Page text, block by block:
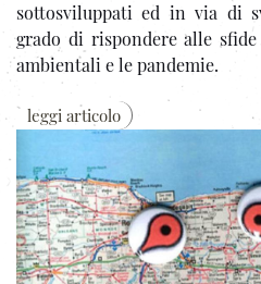
sottosviluppati ed in via di
grado di rispondere alle
ambientali e le pandemie.
leggi articolo